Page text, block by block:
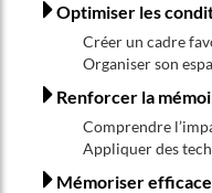
Optimiser les
Créer un cadre
Organiser son
Renforcer la
Comprendre
Appliquer des
Mémoriser